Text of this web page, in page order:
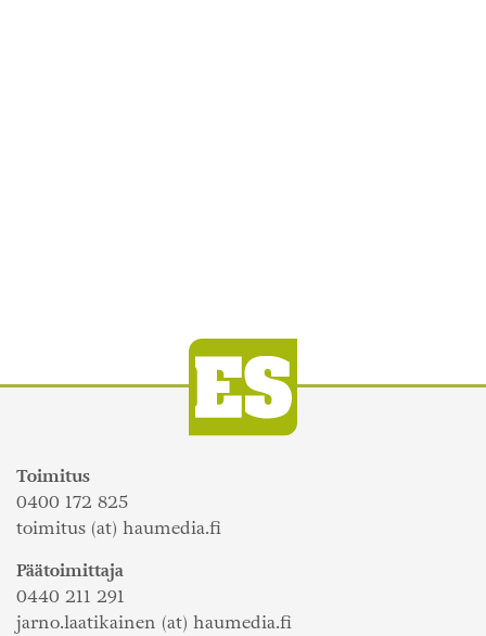
Toimitus
0400 172 825
toimitus (at) haumedia.fi
Päätoimittaja
0440 211 291
jarno.laatikainen (at) haumedia.fi